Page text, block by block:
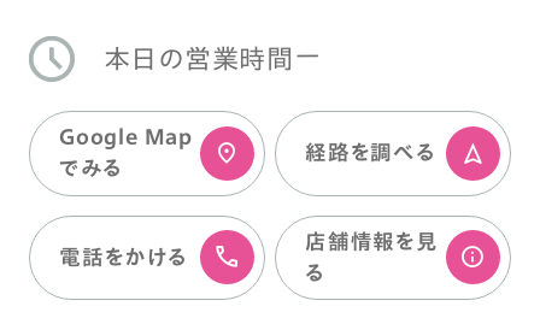
本日の営業時間 ー
Google Map
でみる
経路を調べる
電話をかける
店舗情報を⾒
る